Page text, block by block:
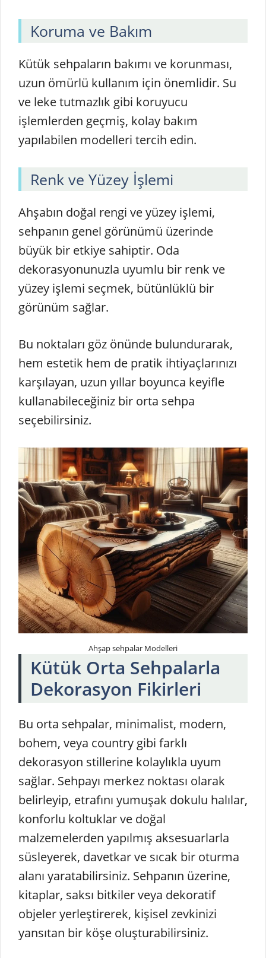
Koruma ve Bakım
Kütük sehpaların bakımı ve korunması,
uzun ömürlü kullanım için önemlidir. Su
ve leke tutmazlık gibi koruyucu
işlemlerden geçmiş, kolay bakım
yapılabilen modelleri tercih edin.
Renk ve Yüzey İşlemi
Ahşabın doğal rengi ve yüzey işlemi,
sehpanın genel görünümü üzerinde
büyük bir etkiye sahiptir. Oda
dekorasyonunuzla uyumlu bir renk ve
yüzey işlemi seçmek, bütünlüklü bir
görünüm sağlar.
Bu noktaları göz önünde bulundurarak,
hem estetik hem de pratik ihtiyaçlarınızı
karşılayan, uzun yıllar boyunca keyifle
kullanabileceğiniz bir orta sehpa
seçebilirsiniz.
Ahşap sehpalar Modelleri
Kütük Orta Sehpalarla
Dekorasyon Fikirleri
Bu orta sehpalar, minimalist, modern,
bohem, veya country gibi farklı
dekorasyon stillerine kolaylıkla uyum
sağlar. Sehpayı merkez noktası olarak
belirleyip, etrafını yumuşak dokulu halılar,
konforlu koltuklar ve doğal
malzemelerden yapılmış aksesuarlarla
süsleyerek, davetkar ve sıcak bir oturma
alanı yaratabilirsiniz. Sehpanın üzerine,
kitaplar, saksı bitkiler veya dekoratif
objeler yerleştirerek, kişisel zevkinizi
yansıtan bir köşe oluşturabilirsiniz.